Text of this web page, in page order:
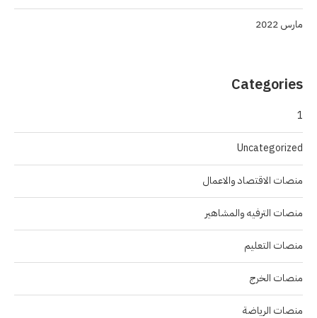
مارس 2022
Categories
1
Uncategorized
منصات الاقتصاد والاعمال
منصات الترفيه والمشاهير
منصات التعليم
منصات الخرج
منصات الرياضة